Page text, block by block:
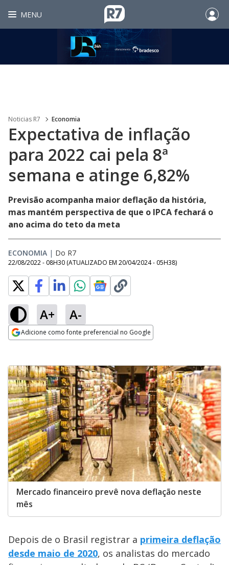
MENU
Noticias R7 Economia
Expectativa de inflação
para 2022 cai pela 8ª
semana e atinge 6,82%
Previsão acompanha maior deflação da história,
mas mantém perspectiva de que o IPCA fechará o
ano acima do teto da meta
ECONOMIA | Do R7
22/08/2022 - 08H30 (ATUALIZADO EM 20/04/2024 - 05H38)
A+ A-
Adicione como fonte preferencial no Google
Mercado financeiro prevê nova deflação neste
mês
Depois de o Brasil registrar a primeira deflação
desde maio de 2020, os analistas do mercado